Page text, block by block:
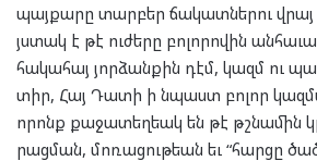
պայ­քա­րը տար­բեր ճա­կատ­նե­րու վրայ
յստակ է թէ ու­ժե­րը բո­լո­րո­վին
հա­կա­հայ յոր­ձան­քին դէմ, կազմ ու
տիր, Հայ Դա­տի ի նպաստ բո­լոր
որոնք քա­ջա­տեղ­եակ են թէ թշնա­մին
րաց­ման, մո­ռա­ցու­թեան եւ “հար­ցը